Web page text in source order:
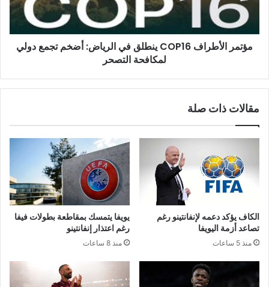
أضخم
تجمع
دولي
لمكافحة
مؤتمر الأطراف COP16 ينطلق في الرياض: أضخم تجمع دولي
لمكافحة التصحر
مقالات ذات صلة
الكاف يؤكد دعمه لإنفانتينو رغم
تصاعد أزمة اليويفا
منذ 5 ساعات
يويفا يتمسك بمقاطعة بطولات فيفا
رغم اعتذار إنفانتينو
منذ 8 ساعات